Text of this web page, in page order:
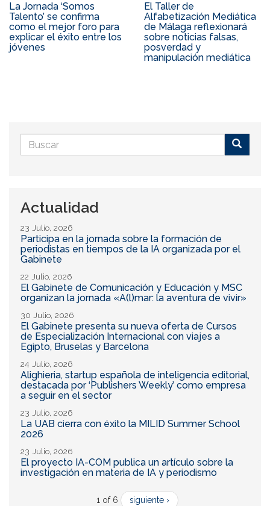
La Jornada ‘Somos
Talento’ se confirma
como el mejor foro para
explicar el éxito entre los
jóvenes
El Taller de
Alfabetización Mediática
de Málaga reflexionará
sobre noticias falsas,
posverdad y
manipulación mediática
Formulario
de
Actualidad
23 Julio, 2026
Participa en la jornada sobre la formación de
periodistas en tiempos de la IA organizada por el
Gabinete
22 Julio, 2026
El Gabinete de Comunicación y Educación y MSC
organizan la jornada «A(l)mar: la aventura de vivir»
30 Julio, 2026
El Gabinete presenta su nueva oferta de Cursos
de Especialización Internacional con viajes a
Egipto, Bruselas y Barcelona
24 Julio, 2026
Alighieria, startup española de inteligencia editorial,
destacada por ‘Publishers Weekly’ como empresa
a seguir en el sector
23 Julio, 2026
La UAB cierra con éxito la MILID Summer School
2026
23 Julio, 2026
El proyecto IA-COM publica un artículo sobre la
investigación en materia de IA y periodismo
1 of 6 siguiente ›